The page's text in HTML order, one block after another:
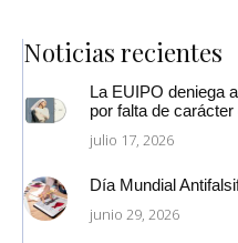
Noticias recientes
La EUIPO deniega
por falta de
julio 17, 2026
Día Mundial
junio 29, 2026